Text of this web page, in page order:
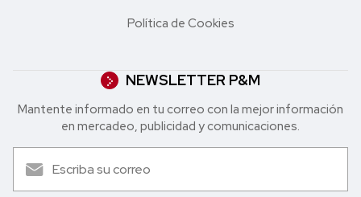
Política de Cookies
NEWSLETTER P&M
Mantente informado en tu correo con la mejor in formación
en mercadeo, publicidad y comunicaciones.